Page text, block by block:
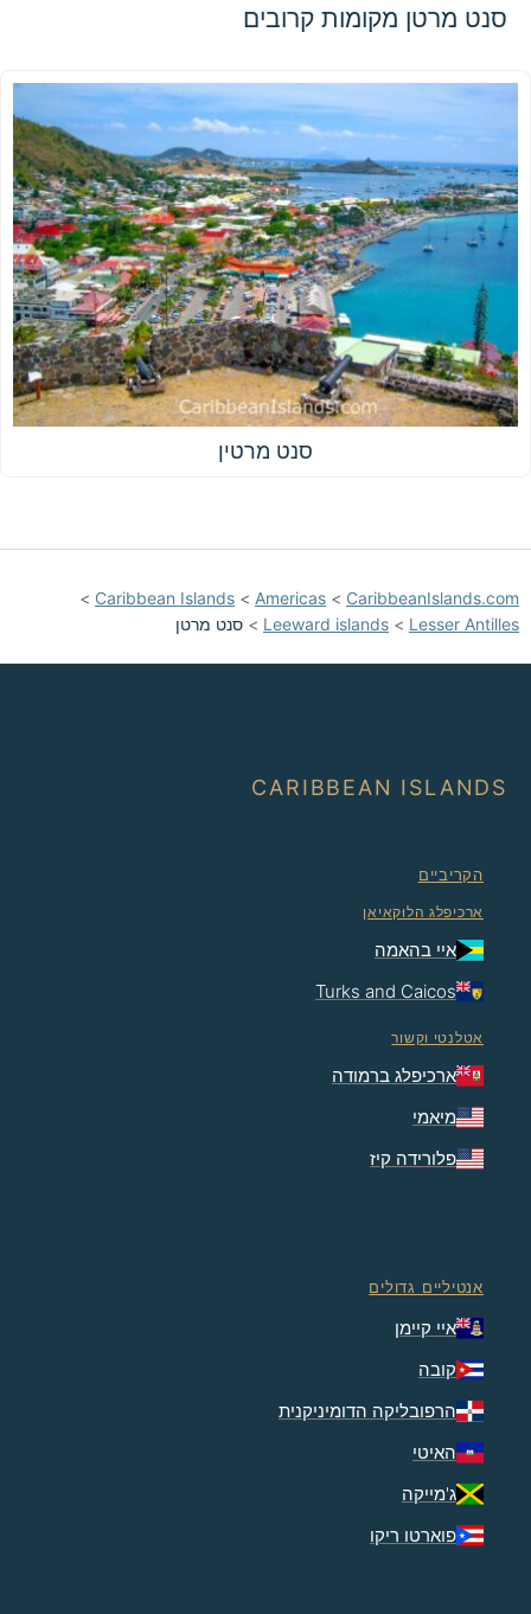
סנט מרטן מקומות קרובים
סנט מרטין
CaribbeanIslands.com
>
Americas
>
Caribbean Islands
>
Lesser Antilles
>
Leeward islands
> סנט מרטן
CARIBBEAN ISLANDS
הקריביים
ארכיפלג הלוּקאיאן
איי בהאמה
Turks and Caicos
אטלנטי וקשור
ארכיפלג ברמודה
מיאמי
פלורידה קיז
אנטיליים גדולים
איי קיימן
קובה
הרפובליקה הדומיניקנית
האיטי
ג'מייקה
פוארטו ריקו